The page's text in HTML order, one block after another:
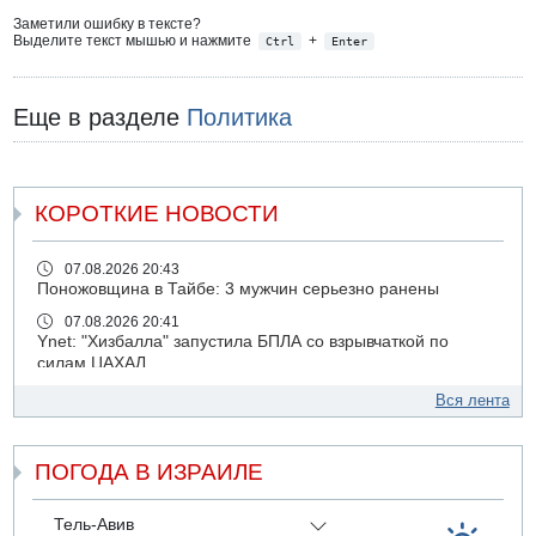
Заметили ошибку в тексте?
Выделите текст мышью и нажмите
Ctrl + Enter
Еще в разделе Политика
КОРОТКИЕ НОВОСТИ
07.08.2026 20:43
Поножовщина в Тайбе: 3 мужчин серьезно ранены
07.08.2026 20:41
Ynet: "Хизбалла" запустила БПЛА со взрывчаткой по
силам ЦАХАЛ
ДТП в Ашдоде: тяжело ранены двое маленьких детей
07.08.2026 19:14
Скончался водитель, врезавшийся в стену в
Иерусалиме
07.08.2026 17:57
Вся лента
ПОГОДА В ИЗРАИЛЕ
Тель-Авив